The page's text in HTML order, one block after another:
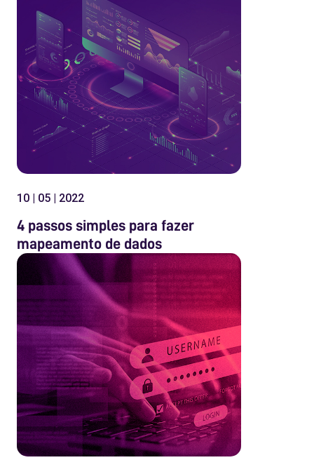
10 | 05 | 2022
4 passos simples para fazer
mapeamento de dados